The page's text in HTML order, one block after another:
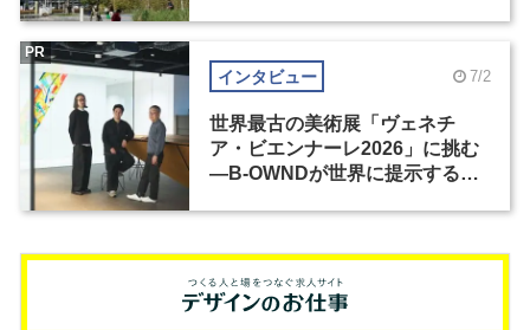
インタビュー 7/2
世界最古の美術展「ヴェネチ
ア・ビエンナーレ2026」に挑む
―B-OWNDが世界に提示する美
PR